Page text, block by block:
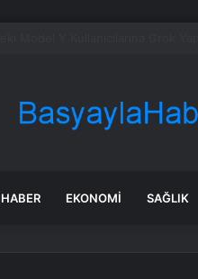
HABER EKONOMI SAĞLIK